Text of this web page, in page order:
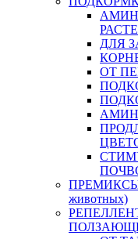
ДЛЯ
ОТ
ПРЕМИКСЫ
животных)